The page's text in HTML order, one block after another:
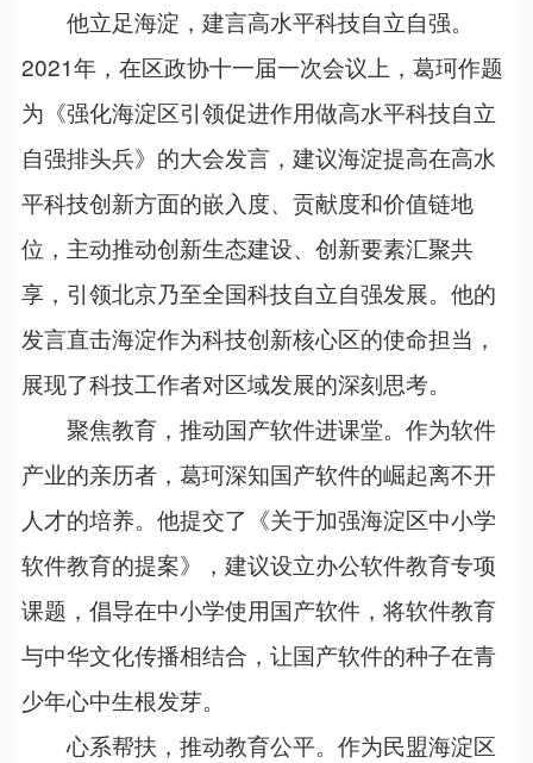
他立足海淀，建言高水平科技自立自强。
2021年，在区政协十一届一次会议上，葛珂作题
为《强化海淀区引领促进作用做高水平科技自立
自强排头兵》的大会发言，建议海淀提高在高水
平科技创新方面的嵌入度、贡献度和价值链地
位，主动推动创新生态建设、创新要素汇聚共
享，引领北京乃至全国科技自立自强发展。他的
发言直击海淀作为科技创新核心区的使命担当，
展现了科技工作者对区域发展的深刻思考。
聚焦教育，推动国产软件进课堂。作为软件
产业的亲历者，葛珂深知国产软件的崛起离不开
人才的培养。他提交了 《关于加强海淀区中小学
软件教育的提案》
，建议设立办公软件教育专项
课题，倡导在中小学使用国产软件，将软件教育
与中华文化传播相结合，让国产软件的种子在青
少年心中生根发芽。
心系帮扶，推动教育公平。作为民盟海淀区